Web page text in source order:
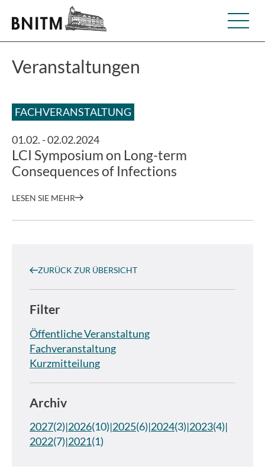
Veranstaltungen
FACHVERANSTALTUNG
01.02. - 02.02.2024
LCI Symposium on Long-term
Consequences of Infections
LESEN SIE MEHR
ZURÜCK ZUR ÜBERSICHT
Filter
Öffentliche Veranstaltung
Fachveranstaltung
Kurzmitteilung
Archiv
2027(2) 2026(10) 2025(6) 2024(3) 2023(4)
2022(7) 2021(1)